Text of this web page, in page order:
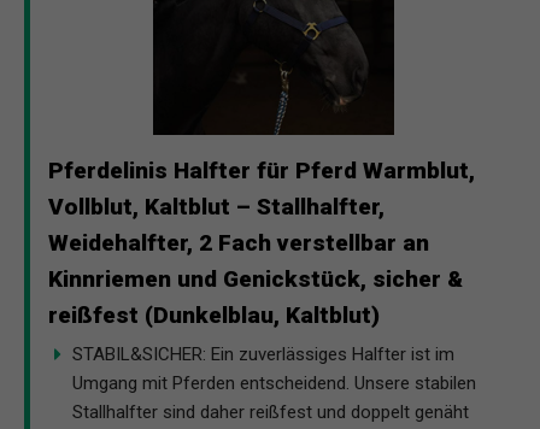
Pferdelinis Halfter für Pferd Warmblut,
Vollblut, Kaltblut – Stallhalfter,
Weidehalfter, 2 Fach verstellbar an
Kinnriemen und Genickstück, sicher &
reißfest (Dunkelblau, Kaltblut)
STABIL&SICHER: Ein zuverlässiges Halfter ist im
Umgang mit Pferden entscheidend. Unsere stabilen
Stallhalfter sind daher reißfest und doppelt genäht